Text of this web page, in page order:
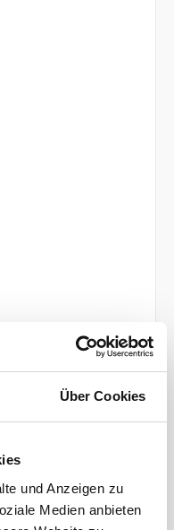
Über Cookies
und Anzeigen zu
Medien anbieten